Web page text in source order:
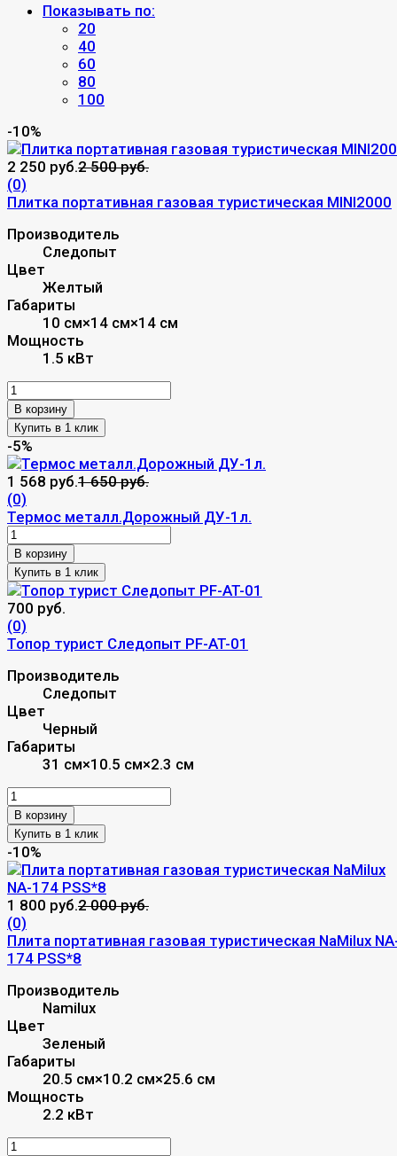
Показывать по:
20
40
60
80
100
-10%
2 250 руб.2 500 руб.
(0)
Плитка портативная газовая туристическая MINI2000
Производитель
Следопыт
Цвет
Желтый
Габариты
10 см×14 см×14 см
Мощность
1.5 кВт
В корзину
-5%
1 568 руб.1 650 руб.
(0)
Термос металл.Дорожный ДУ-1л.
В корзину
700 руб.
(0)
Топор турист Следопыт PF-AT-01
Производитель
Следопыт
Цвет
Черный
Габариты
31 см×10.5 см×2.3 см
В корзину
-10%
1 800 руб.2 000 руб.
(0)
Плита портативная газовая туристическая NaMilux
174 РSS*8
Производитель
Namilux
Цвет
Зеленый
Габариты
20.5 см×10.2 см×25.6 см
Мощность
2.2 кВт